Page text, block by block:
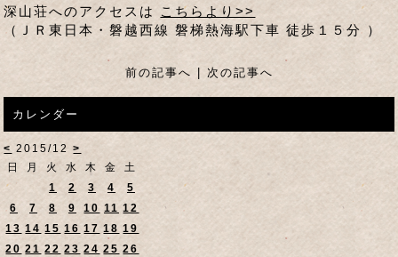
深山荘へのアクセスは こちらより>>
（ＪＲ東日本・磐越西線 磐梯熱海駅下車 徒歩１５分 ）
前の記事へ 次の記事へ
カレンダー
< 2015/12>
日
月 火 水 木 金
土
1
2 3 4
5
6
7 8 9 10 11 12
13 14 15 16 17 18 19
20 21 22 23 24 25 26